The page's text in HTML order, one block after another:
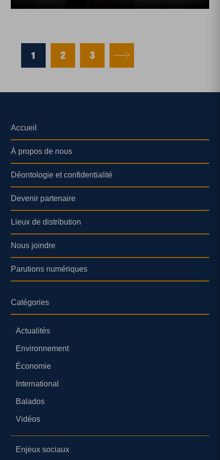
1 2 3
Accueil
À propos de nous
Déontologie et confidentialité
Devenir partenaire
Lieux de distribution
Nous joindre
Parutions numériques
Catégories
Actualités
Environnement
Économie
International
Balados
Vidéos
Enjeux sociaux